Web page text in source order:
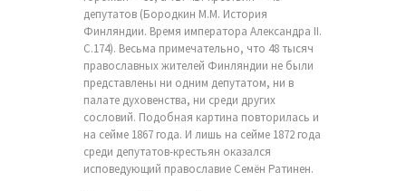
депутатов (Бородкин М.М. История
Финляндии. Время императора Александра II.
С.174). Весьма примечательно, что 48 тысяч
православных жителей Финляндии не были
представлены ни одним депутатом, ни в
палате духовенства, ни среди других
сословий. Подобная картина повторилась и
на сейме 1867 года. И лишь на сейме 1872 года
среди депутатов-крестьян оказался
исповедующий православие Семён Ратинен.